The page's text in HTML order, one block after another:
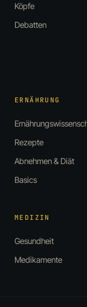
Köpfe
Debatten
ERNÄHRUNG
Rezepte
Abnehmen & Diät
Basics
MEDIZIN
Gesundheit
Medikamente